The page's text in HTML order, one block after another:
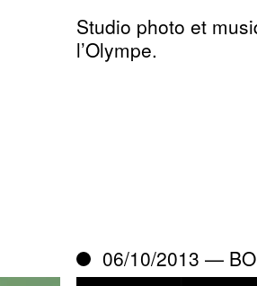
Studio photo et
l’Olympe.
06/10/2013 —